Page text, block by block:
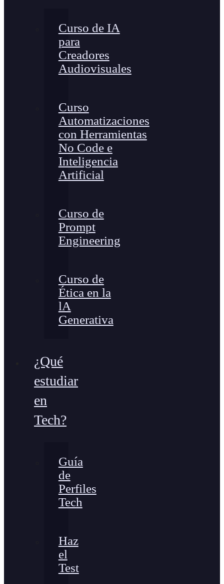
Curso de IA
para
Creadores
Audiovisuales
Curso
Automatizaciones
con Herramientas
No Code e
Inteligencia
Artificial
Curso de
Prompt
Engineering
Curso de
Ética en la
lA
Generativa
¿Qué
estudiar
en
Tech?
Guía
de
Perfiles
Tech
Haz
el
Test